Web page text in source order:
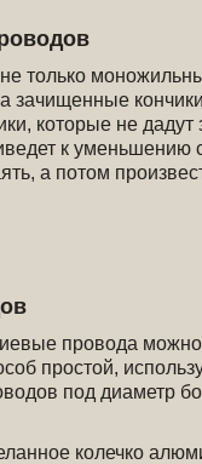
только
зачищенные
которые не
к уменьшению
а потом
провода можно
простой,
под диаметр
колечко